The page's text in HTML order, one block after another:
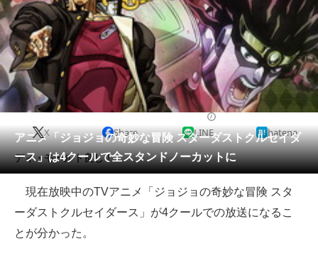
エンタメ クイズ
グルメ 地域
住まい 教育・育児
リサーチ
会員記事
メディア
注目記事を集めた総合ページ
ITの今と未来を見通す
アニメ「ジョジョの奇妙な冒険 スターダストクルセイダ
ース」は4クールで全スタンドノーカットに
X Share LINE hatena
ディ・モールト良し！
現在放映中のTVアニメ「ジョジョの奇妙な冒険 スタ
ーダストクルセイダース」が4クールでの放送になるこ
とが分かった。